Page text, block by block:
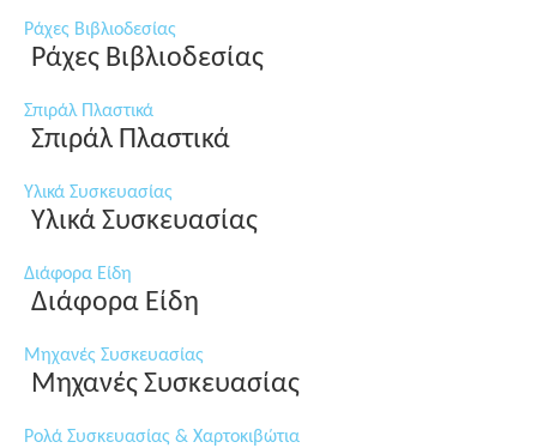
Ράχες Βιβλιοδεσίας
Ράχες Βιβλιοδεσίας
Σπιράλ Πλαστικά
Σπιράλ Πλαστικά
Υλικά Συσκευασίας
Υλικά Συσκευασίας
Διάφορα Είδη
Διάφορα Είδη
Μηχανές Συσκευασίας
Μηχανές Συσκευασίας
Ρολά Συσκευασίας & Χαρτοκιβώτια